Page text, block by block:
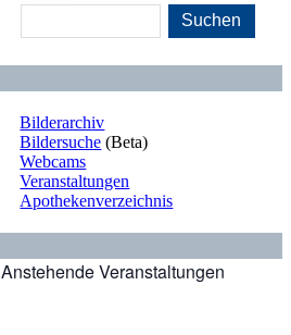
Suchen
Bilderarchiv
Bildersuche (Beta)
Webcams
Veranstaltungen
Apothekenverzeichnis
Anstehende Veranstaltungen